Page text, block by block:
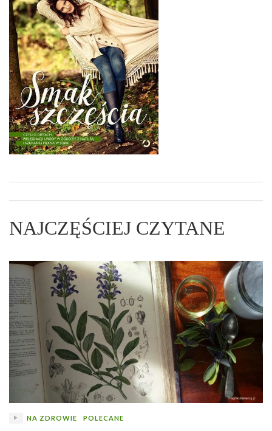
NAJCZĘŚCIEJ CZYTANE
NA ZDROWIE POLECANE